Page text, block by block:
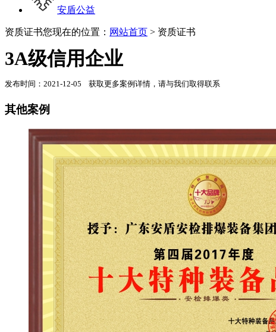
安盾公益
资质证书您现在的位置： 网站首页 > 资质证书
3A级信用企业
发布时间：2021-12-05 获取更多案例详情，请与我们取得联系
其他案例